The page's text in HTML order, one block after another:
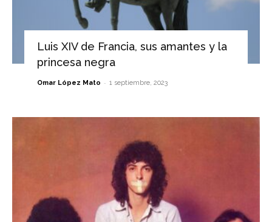
Luis XIV de Francia, sus amantes y la
princesa negra
Omar López Mato - 1 septiembre, 2023